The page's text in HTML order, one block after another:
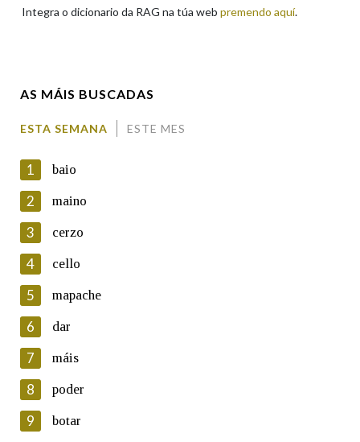
Comentario
En cumprimento da normativa vixente en materia de
Protección de Datos de Carácter Persoal, a Real Academia
Galega informa a aqueles usuarios que faciliten o seu correo
electrónico, así como calquera outra información de carácter
persoal, que estes datos serán obxecto de tratamento
automatizado de carácter confidencial e incorporados aos seus
ficheiros informáticos. Así mesmo, os usuarios poderán exercer o
seu dereito de acceso, rectificación, oposición e cancelación dos
seus datos poñéndose en contacto connosco.
Integra o dicionario da RAG na túa web premendo aquí.
AS MÁIS BUSCADAS
ESTA SEMANA ESTE MES
1 baio
2 maino
3 cerzo
4 cello
5 mapache
6 dar
7 máis
8 poder
9 botar